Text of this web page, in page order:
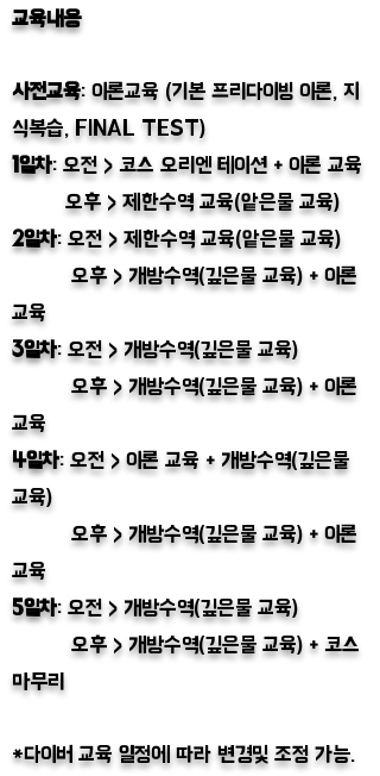
교육내용
사전교육: 이론교육 (기본 프리다이빙 이론, 지
식복습, FINAL TEST)
1일차: 오전 > 코스 오리엔 테이션 + 이론 교육
오후 > 제한수역 교육(앝은물 교육)
2일차: 오전 > 제한수역 교육(앝은물 교육)
오후 > 개방수역(깊은물 교육) + 이론
교육
3일차: 오전 > 개방수역(깊은물 교육)
오후 > 개방수역(깊은물 교육) + 이론
교육
4일차: 오전 > 이론 교육 + 개방수역(깊은물
교육)
오후 > 개방수역(깊은물 교육) + 이론
교육
5일차: 오전 > 개방수역(깊은물 교육)
오후 > 개방수역(깊은물 교육) + 코스
마무리
​*다이버 교육 일정에 따라 변경및 조정 가능.